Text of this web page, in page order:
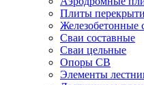
Плиты
Железобетонные
Сваи составные
Сваи цельные
Опоры СВ
Элементы